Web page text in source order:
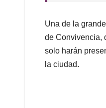
Una de la
de Convivencia,
solo harán
la ciudad.